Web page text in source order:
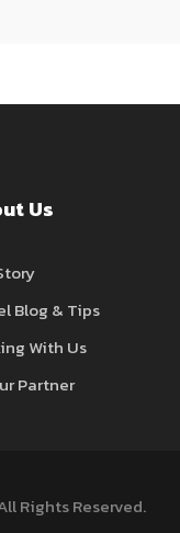
Us
Blog & Tips
With Us
Partner
Rights Reserved.